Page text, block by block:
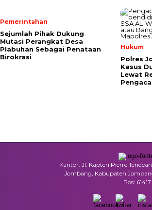
Pemerintahan
Sejumlah Pihak Dukung
Mutasi Perangkat Desa
Plabuhan Sebagai Penataan
Birokrasi
Hukum
Polres
Kasus
Lewat
Kantor: Jl. Kapten Pierre
Jombang, Kabupaten
Pos: 61417